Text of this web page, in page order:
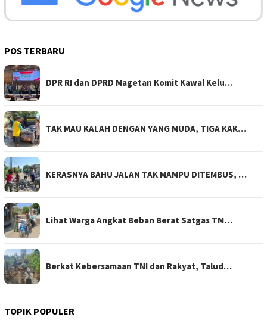
POS TERBARU
DPR RI dan DPRD Magetan Komit Kawal Kelu…
TAK MAU KALAH DENGAN YANG MUDA, TIGA KAK…
KERASNYA BAHU JALAN TAK MAMPU DITEMBUS, …
Lihat Warga Angkat Beban Berat Satgas TM…
Berkat Kebersamaan TNI dan Rakyat, Talud…
TOPIK POPULER